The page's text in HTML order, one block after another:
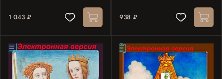
1 043 ₽ 938 ₽